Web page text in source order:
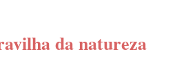
da natureza